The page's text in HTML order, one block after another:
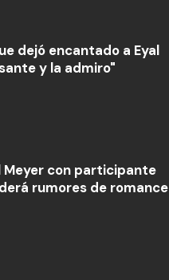
dejó encantado a Eyal
y la admiro"
Meyer con participante
rumores de romance